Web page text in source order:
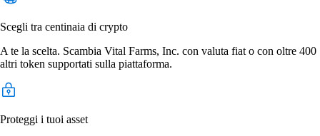
Scegli tra centinaia di crypto
A te la scelta. Scambia Vital Farms, Inc. con valuta fiat o con oltre 400
altri token supportati sulla piattaforma.
Proteggi i tuoi asset